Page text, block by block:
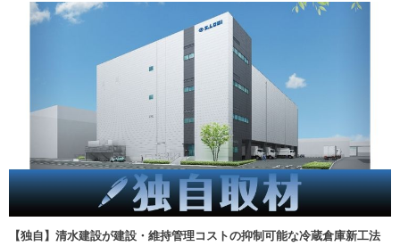
【独自】清水建設が建設・維持管理コストの抑制可能な冷蔵倉庫新工法